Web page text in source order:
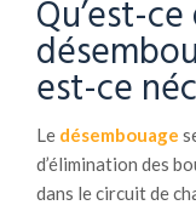
Qu’est-
est-ce
Le désembouage
d’élimination des
dans le circuit de